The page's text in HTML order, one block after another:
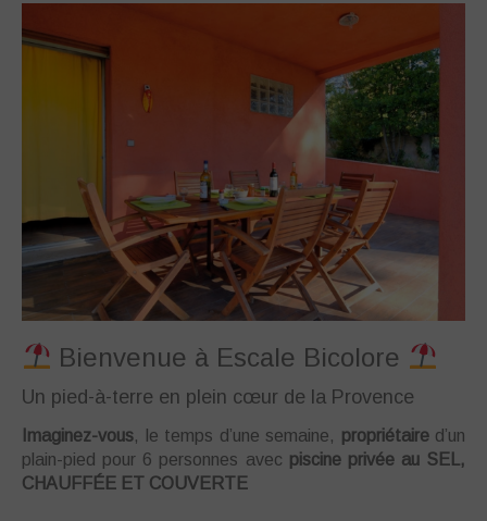
Bienvenue à Escale Bicolore
Un pied-à-terre en plein cœur de la Provence
Imaginez-vous, le temps d’une semaine, propriétaired’un
plain-pied pour 6 personnes avec piscine privée au SEL,
CHAUFFÉE ET COUVERTE